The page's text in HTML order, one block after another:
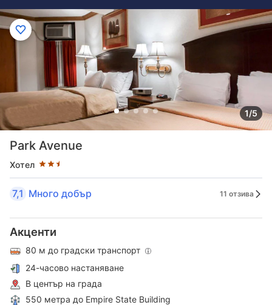
1/5
Park Avenue
Хотел
Оценка в звезди: 2.5 звезди
7,1 Много добър 11 отзива
Акценти
80 м до градски транспорт
24-часово настаняване
В център на града
550 метра до Empire State Building